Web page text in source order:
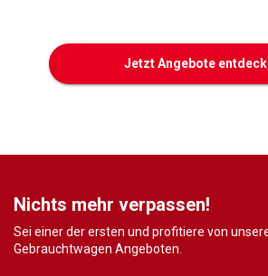
Jetzt Angebote
Nichts mehr verpassen!
Sei einer der ersten und profitiere von
Gebrauchtwagen Angeboten.